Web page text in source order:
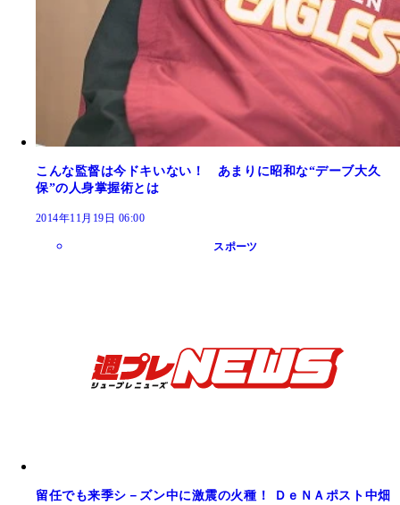
こんな監督は今ドキいない！ あまりに昭和な“デーブ大久
保”の人身掌握術とは
2014年11月19日 06:00
スポーツ
留任でも来季シ－ズン中に激震の火種！ ＤｅＮＡポスト中畑